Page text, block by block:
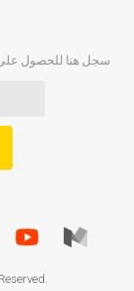
سجل هنا للحصول على